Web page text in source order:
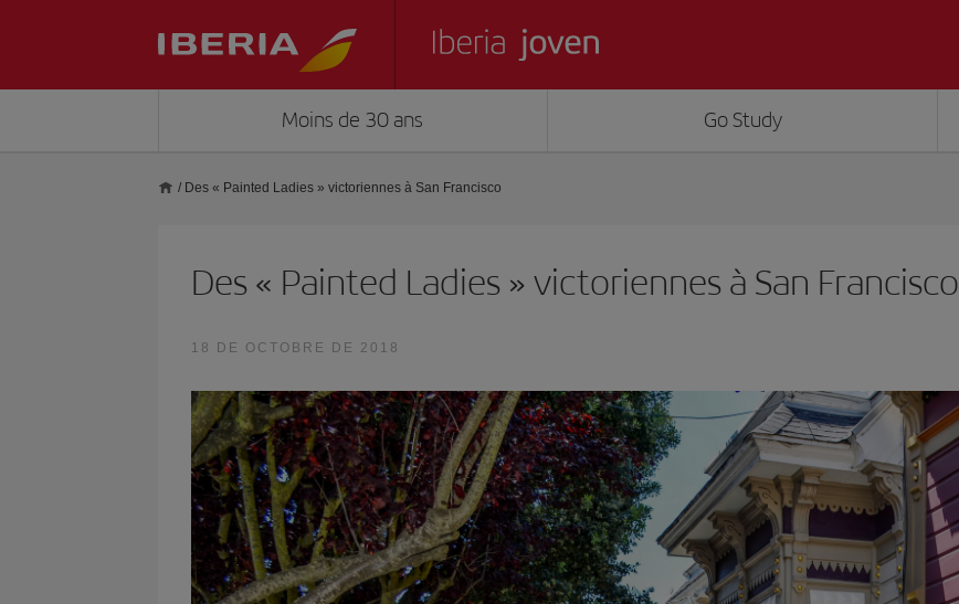
Moins de 30 ans Go Study
/ Des « Painted Ladies » victoriennes à San Francisco
Des « Painted Ladies » victoriennes à San Francisco
18 DE OCTOBRE DE 2018